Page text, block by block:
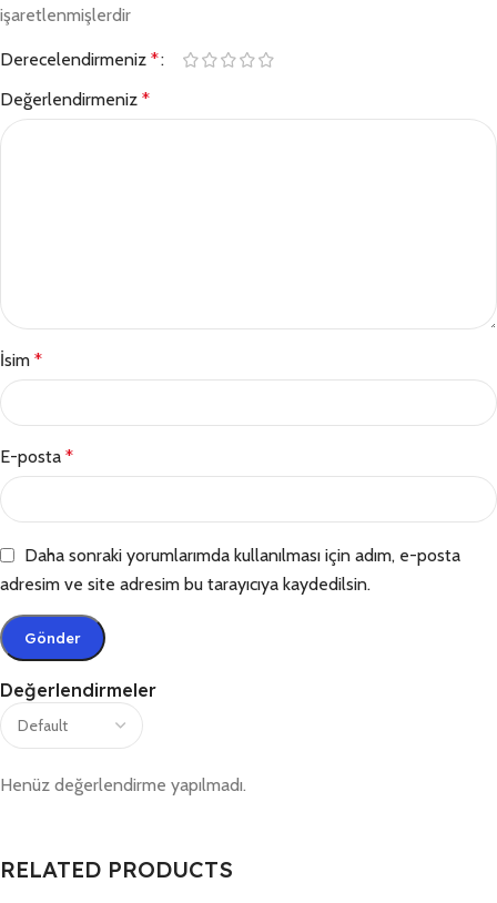
Değerlendirmeler
Henüz değerlendirme yapılmadı.
işaretlenmişlerdir
Derecelendirmeniz *
Değerlendirmeniz *
İsim *
E-posta *
Daha sonraki yorumlarımda kullanılması için adım, e-posta
adresim ve site adresim bu tarayıcıya kaydedilsin.
RELATED PRODUCTS